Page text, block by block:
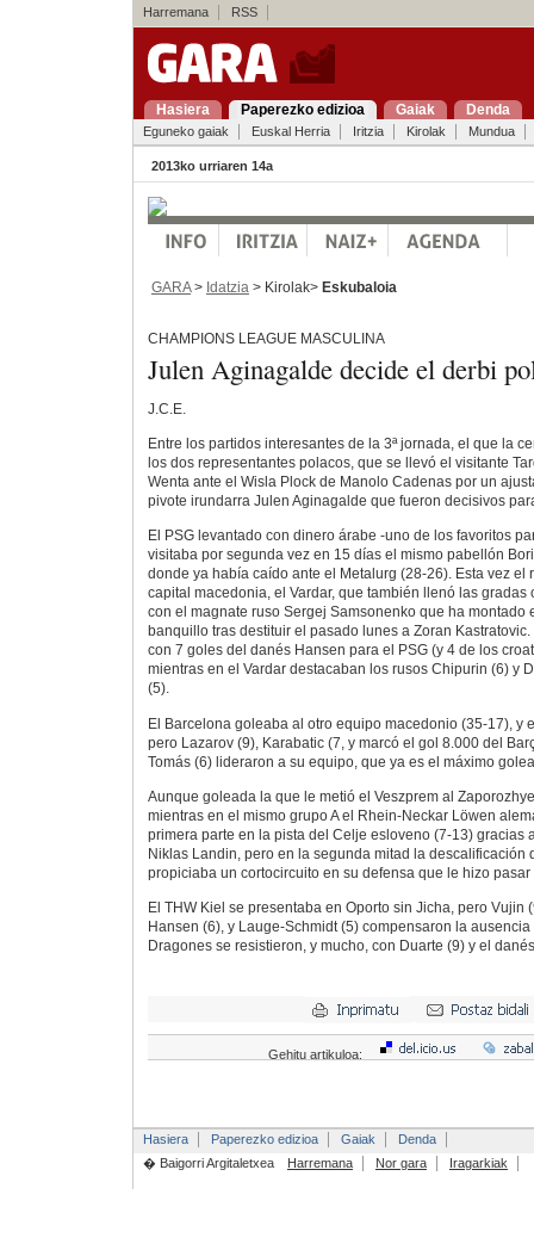
Harremana RSS
Hasiera Paperezko edizioa Gaiak Denda
Eguneko gaiak Euskal Herria Iritzia Kirolak Mundua
2013ko urriaren 14a
GARA> Idatzia > Kirolak> Eskubaloia
CHAMPIONS LEAGUE MASCULINA
Julen Aginagalde decide el derbi
J.C.E.
Entre los partidos interesantes de la 3ª jornada, el que la
los dos representantes polacos, que se llevó el visitante
Wenta ante el Wisla Plock de Manolo Cadenas por un
pivote irundarra Julen Aginagalde que fueron decisivos
El PSG levantado con dinero árabe -uno de los favoritos
visitaba por segunda vez en 15 días el mismo pabellón
donde ya había caído ante el Metalurg (28-26). Esta vez el
capital macedonia, el Vardar, que también llenó las gradas
con el magnate ruso Sergej Samsonenko que ha montado
banquillo tras destituir el pasado lunes a Zoran
con 7 goles del danés Hansen para el PSG (y 4 de los
mientras en el Vardar destacaban los rusos Chipurin (6) y
(5).
El Barcelona goleaba al otro equipo macedonio (35-17), y
pero Lazarov (9), Karabatic (7, y marcó el gol 8.000 del
Tomás (6) lideraron a su equipo, que ya es el máximo
Aunque goleada la que le metió el Veszprem al
mientras en el mismo grupo A el Rhein-Neckar Löwen
primera parte en la pista del Celje esloveno (7-13) gracias
Niklas Landin, pero en la segunda mitad la descalificación
propiciaba un cortocircuito en su defensa que le hizo
El THW Kiel se presentaba en Oporto sin Jicha, pero Vujin
Hansen (6), y Lauge-Schmidt (5) compensaron la
Dragones se resistieron, y mucho, con Duarte (9) y el
Gehitu artikuloa:
Hasiera Paperezko edizioa Gaiak
Denda
� Baigorri Argitaletxea
Harremana Nor gara Iragarkiak